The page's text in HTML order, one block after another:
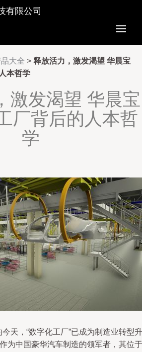
有限公司
大全 > 释放活力，激发渴望 华晨宝
本哲学
激发渴望 华晨宝
厂背后的人本哲
学
天，“数字化工厂”已成为制造业转型升
为中国豪华汽车制造的领军者，其位于